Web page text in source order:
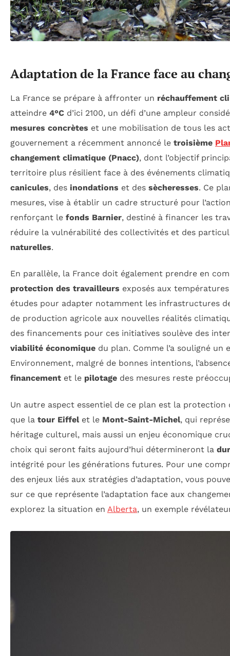
Adaptation de la France face au
La France se prépare à affronter un réchauffement
atteindre 4°C d’ici 2100, un défi d’une ampleur
mesures concrètes et une mobilisation de tous les
gouvernement a récemment annoncé le troisième
changement climatique (Pnacc), dont l’objectif
territoire plus résilient face à des événements
canicules, des inondations et des sècheresses. Ce
mesures, vise à établir un cadre structuré pour
renforçant le fonds Barnier, destiné à financer les
réduire la vulnérabilité des collectivités et des
naturelles.
En parallèle, la France doit également prendre en
protection des travailleurs exposés aux
études pour adapter notamment les infrastructures
de production agricole aux nouvelles réalités
des financements pour ces initiatives soulève des
viabilité économique du plan. Comme l’a souligné un
Environnement, malgré de bonnes intentions,
financement et le pilotage des mesures reste
Un autre aspect essentiel de ce plan est la protection
que la tour Eiffelet le Mont-Saint-Michel, qui
héritage culturel, mais aussi un enjeu économique
choix qui seront faits aujourd’hui détermineront la
intégrité pour les générations futures. Pour une
des enjeux liés aux stratégies d’adaptation, vous
sur ce que représente l’adaptation face aux
explorez la situation en Alberta, un exemple